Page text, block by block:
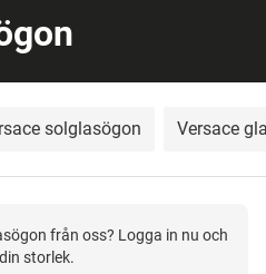
solglasögon Versace
från oss? Logga in nu och
storlek.